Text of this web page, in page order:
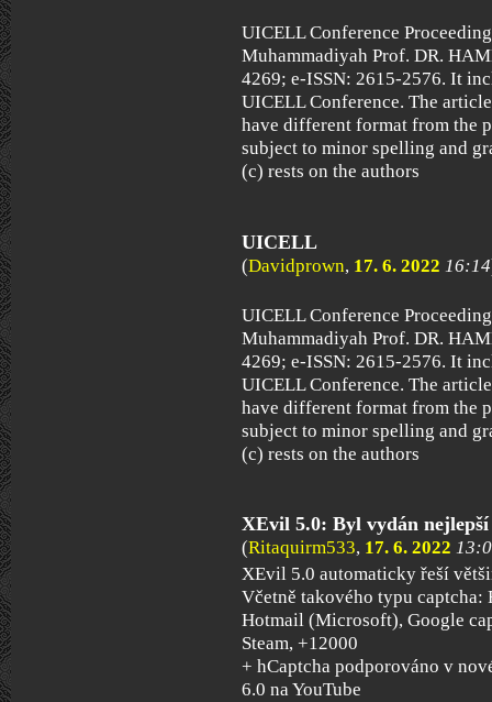
UICELL Conference
Muhammadiyah Prof. DR.
4269; e-ISSN: 2615-2576. It
UICELL Conference. The
have different format from the
subject to minor spelling and
(c) rests on the authors
UICELL
(Davidprown, 17. 6. 2022 16:14
UICELL Conference
Muhammadiyah Prof. DR.
4269; e-ISSN: 2615-2576. It
UICELL Conference. The
have different format from the
subject to minor spelling and
(c) rests on the authors
XEvil 5.0: Byl vydán
(Ritaquirm533, 17. 6. 2022
XEvil 5.0 automaticky řeší
Včetně takového typu captcha:
Hotmail (Microsoft), Google
Steam, +12000
+ hCaptcha podporováno v
6.0 na YouTube